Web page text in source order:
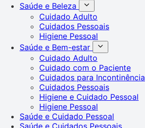
Saúde e Beleza
Cuidado Adulto
Cuidados Pessoais
Higiene Pessoal
Saúde e Bem-estar
Cuidado Adulto
Cuidado com o Paciente
Cuidados para Incontinência
Cuidados Pessoais
Higiene e Cuidado Pessoal
Higiene Pessoal
Saúde e Cuidado Pessoal
Saúde e Cuidados Pessoais